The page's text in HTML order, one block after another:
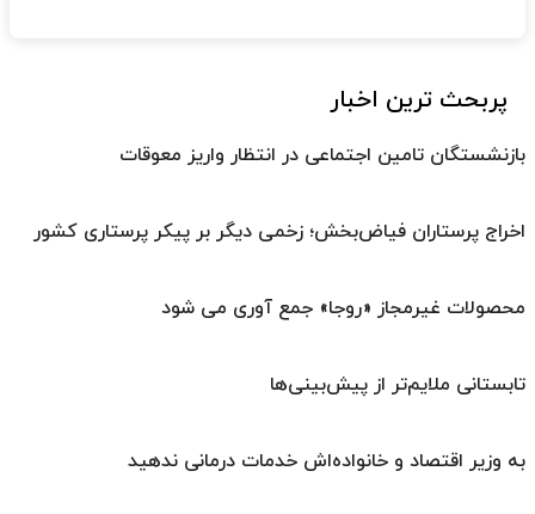
پربحث ترین اخبار
بازنشستگان تامین اجتماعی در انتظار واریز معوقات
اخراج پرستاران فیاض‌بخش؛ زخمی دیگر بر پیکر پرستاری کشور
محصولات غیرمجاز «روجا» جمع آوری می شود
تابستانی ملایم‌تر از پیش‌بینی‌ها
به وزیر اقتصاد و خانواده‌اش خدمات درمانی ندهید